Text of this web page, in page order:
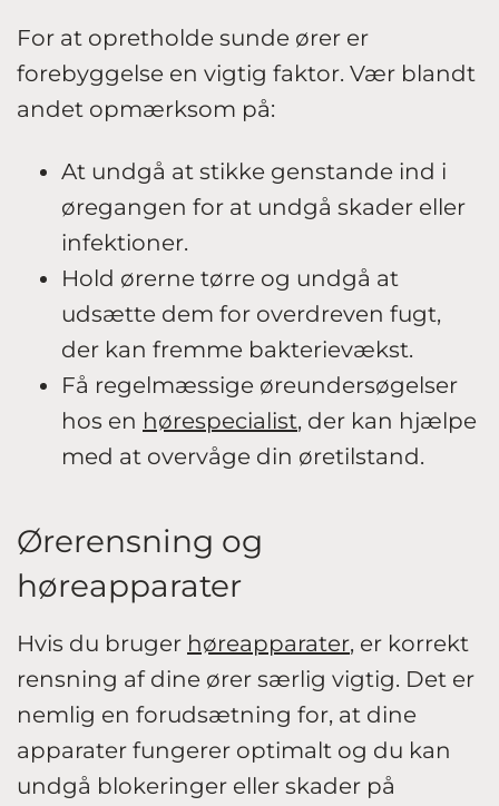
For at opretholde sunde ører er
forebyggelse en vigtig faktor. Vær blandt
andet opmærksom på:
At undgå at stikke genstande ind i
øregangen for at undgå skader eller
infektioner.
Hold ørerne tørre og undgå at
udsætte dem for overdreven fugt,
der kan fremme bakterievækst.
Få regelmæssige øreundersøgelser
hos en hørespecialist, der kan hjælpe
med at overvåge din øretilstand.
Ørerensning og
høreapparater
Hvis du bruger høreapparater, er korrekt
rensning af dine ører særlig vigtig. Det er
nemlig en forudsætning for, at dine
apparater fungerer optimalt og du kan
undgå blokeringer eller skader på